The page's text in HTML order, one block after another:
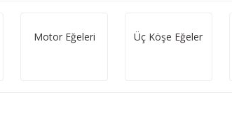
Motor Eğeleri Üç Köşe Eğeler